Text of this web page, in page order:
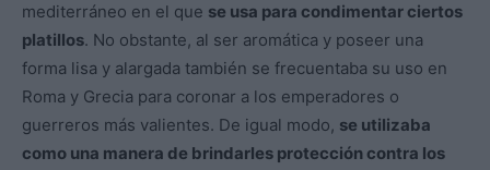
mediterráneo en el que se usa para condimentar ciertos
platillos. No obstante, al ser aromática y poseer una
forma lisa y alargada también se frecuentaba su uso en
Roma y Grecia para coronar a los emperadores o
guerreros más valientes. De igual modo, se utilizaba
como una manera de brindarles protección contra los